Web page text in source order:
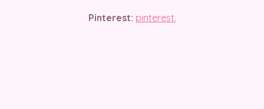
Pinterest: pinterest.